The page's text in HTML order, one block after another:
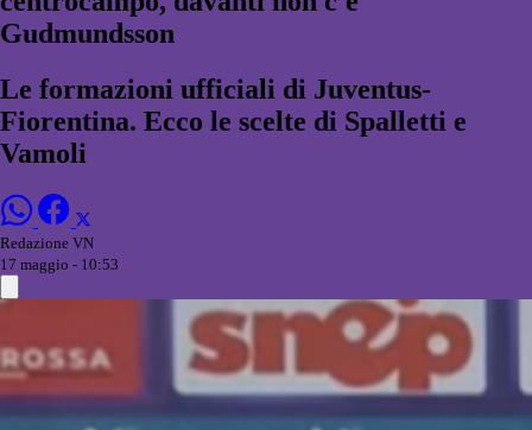
Gudmundsson
Le formazioni ufficiali di Juventus-
Fiorentina. Ecco le scelte di Spalletti e
Vamoli
Redazione VN
17 maggio - 10:53